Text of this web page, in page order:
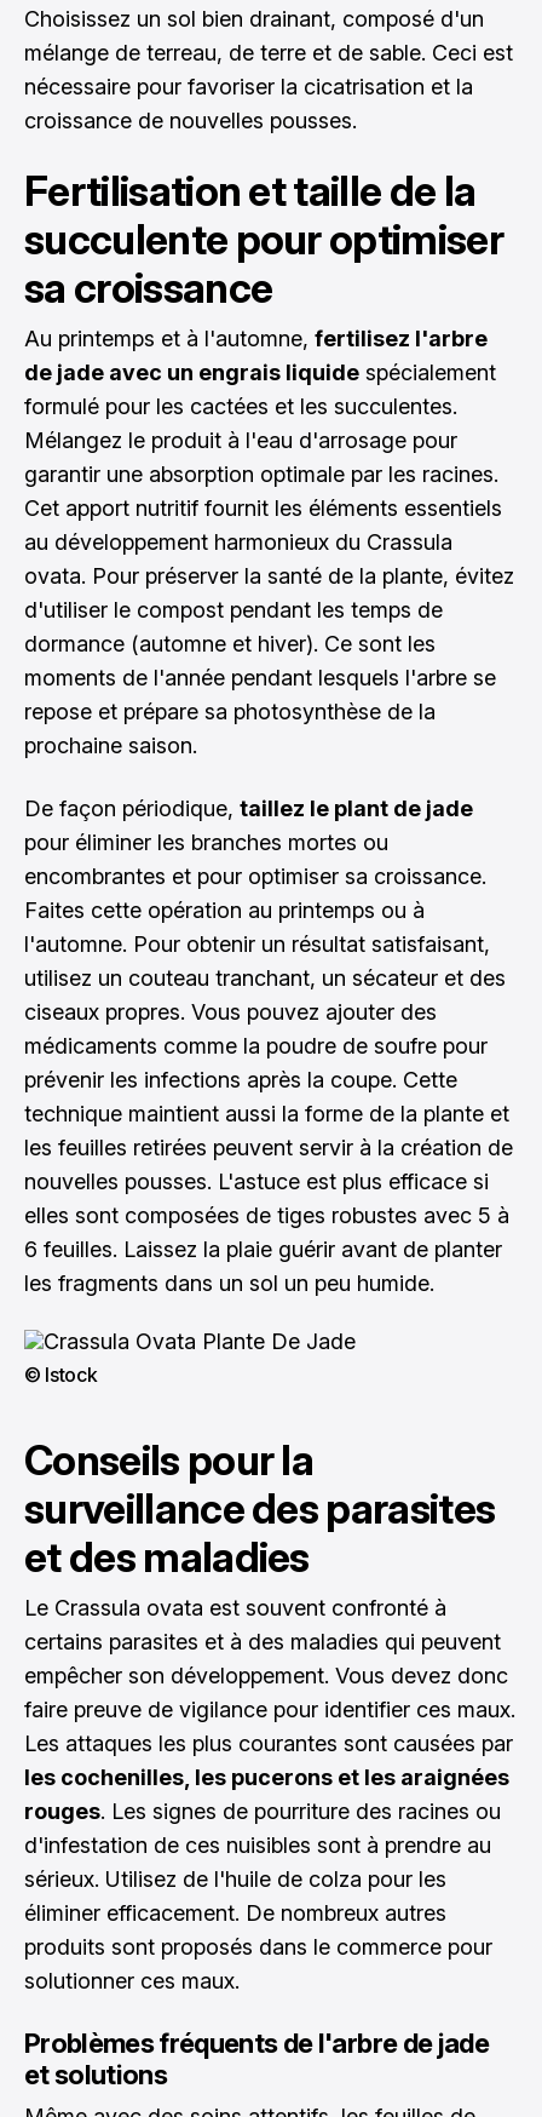
Choisissez un sol bien drainant, composé d'un
mélange de terreau, de terre et de sable. Ceci est
nécessaire pour favoriser la cicatrisation et la
croissance de nouvelles pousses.
Fertilisation et taille de la
succulente pour optimiser
sa croissance
Au printemps et à l'automne, fertilisez l'arbre
de jade avec un engrais liquide spécialement
formulé pour les cactées et les succulentes.
Mélangez le produit à l'eau d'arrosage pour
garantir une absorption optimale par les racines.
Cet apport nutritif fournit les éléments essentiels
au développement harmonieux du Crassula
ovata. Pour préserver la santé de la plante, évitez
d'utiliser le compost pendant les temps de
dormance (automne et hiver). Ce sont les
moments de l'année pendant lesquels l'arbre se
repose et prépare sa photosynthèse de la
prochaine saison.
De façon périodique, taillez le plant de jade
pour éliminer les branches mortes ou
encombrantes et pour optimiser sa croissance.
Faites cette opération au printemps ou à
l'automne. Pour obtenir un résultat satisfaisant,
utilisez un couteau tranchant, un sécateur et des
ciseaux propres. Vous pouvez ajouter des
médicaments comme la poudre de soufre pour
prévenir les infections après la coupe. Cette
technique maintient aussi la forme de la plante et
les feuilles retirées peuvent servir à la création de
nouvelles pousses. L'astuce est plus efficace si
elles sont composées de tiges robustes avec 5 à
6 feuilles. Laissez la plaie guérir avant de planter
les fragments dans un sol un peu humide.
© Istock
Conseils pour la
surveillance des parasites
et des maladies
Le Crassula ovata est souvent confronté à
certains parasites et à des maladies qui peuvent
empêcher son développement. Vous devez donc
faire preuve de vigilance pour identifier ces maux.
Les attaques les plus courantes sont causées par
les cochenilles, les pucerons et les araignées
rouges. Les signes de pourriture des racines ou
d'infestation de ces nuisibles sont à prendre au
sérieux. Utilisez de l'huile de colza pour les
éliminer efficacement. De nombreux autres
produits sont proposés dans le commerce pour
solutionner ces maux.
Problèmes fréquents de l'arbre de jade
et solutions